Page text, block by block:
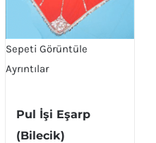
Sepeti Görüntüle
Ayrıntılar
Pul İşi Eşarp
(Bilecik)